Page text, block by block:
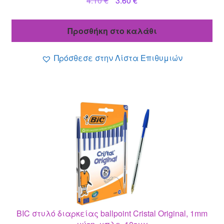
4.10 €. είναι:
Προσθήκη στο καλάθι
Πρόσθεσε στην Λίστα Επιθυμιών
BIC στυλό διαρκείας ballpoint Cristal Original, 1mm